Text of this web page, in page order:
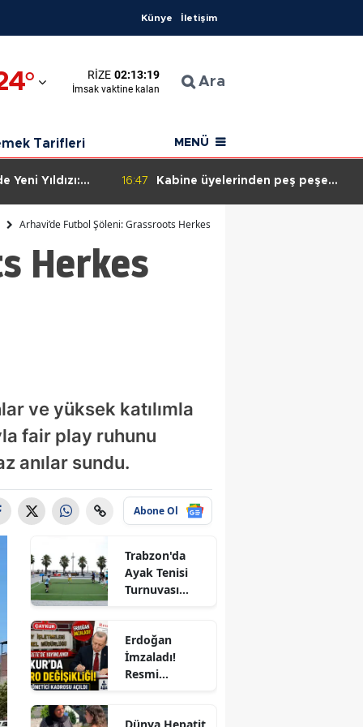
Künye İletişim
° RIZE 02:13:18
İmsak vaktine kalan Ara
Tarifleri MENÜ
Yeni Yıldızı:
16:47
Kabine üyelerinden peş peşe
Arhavi’de Futbol Şöleni: Grassroots Herkes İçin Futbol Şenliği Büyük
Herkes
ve yüksek katılımla
fair play ruhunu
anılar sundu.
Abone Ol
Trabzon'da
Ayak Tenisi
Turnuvası
Erdoğan
İmzaladı!
Resmi
Dünya Hepatit